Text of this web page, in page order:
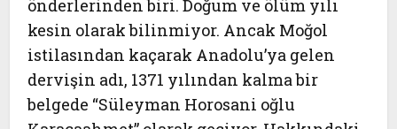
önderlerinden biri. Doğum ve ölüm yılı
kesin olarak bilinmiyor. Ancak Moğol
istilasından kaçarak Anadolu’ya gelen
dervişin adı, 1371 yılından kalma bir
belgede “Süleyman Horosani oğlu